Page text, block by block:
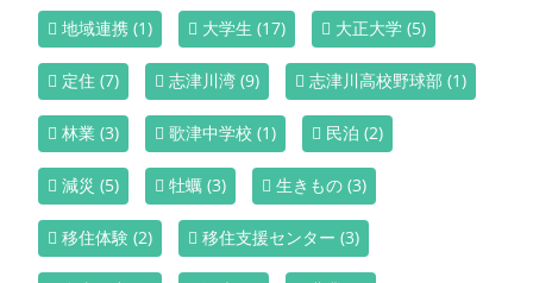
地域連携 (1) 大学生 (17) 大正大学 (5)
定住 (7) 志津川湾 (9) 志津川高校野球部 (1)
林業 (3) 歌津中学校 (1) 民泊 (2)
減災 (5) 牡蠣 (3) 生きもの (3)
移住体験 (2) 移住支援センター (3)